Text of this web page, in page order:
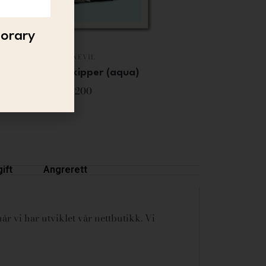
CANEVIL
Canevil – Skipper (aqua)
3 200
Angrerett
vi har utviklet vår nettbutikk. Vi